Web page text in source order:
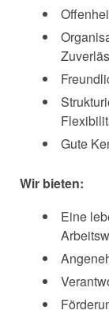
Gute
Wir bieten:
Eine